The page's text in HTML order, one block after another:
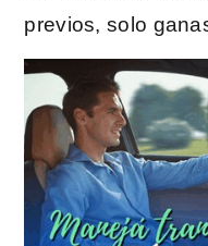
previos, solo